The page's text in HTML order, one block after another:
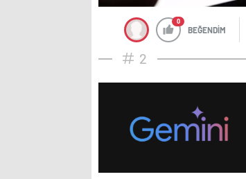
0
BEĞENDİM
2